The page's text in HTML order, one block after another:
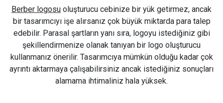
Berber logosu oluşturucu cebinize bir yük getirmez, ancak
bir tasarımcıyı işe alırsanız çok büyük miktarda para talep
edebilir. Parasal şartların yanı sıra, logoyu istediğiniz gibi
şekillendirmenize olanak tanıyan bir logo oluşturucu
kullanmanız önerilir. Tasarımcıya mümkün olduğu kadar çok
ayrıntı aktarmaya çalışabilirsiniz ancak istediğiniz sonuçları
alamama ihtimaliniz hala yüksek.